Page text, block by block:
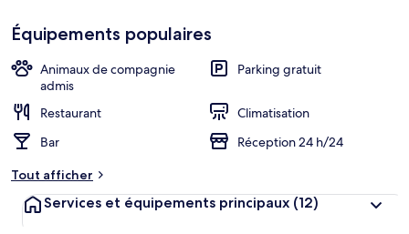
Équipements populaires
Animaux de compagnie
admis
Parking gratuit
Restaurant
Climatisation
Bar
Réception 24 h/24
Tout afficher
Services et équipements principaux (12)